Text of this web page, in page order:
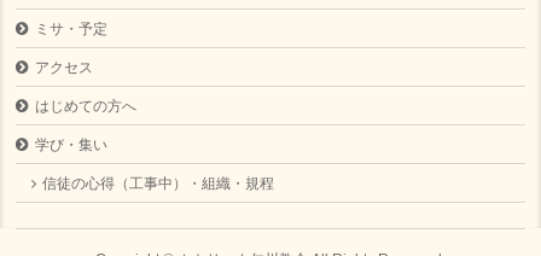
ミサ・予定
アクセス
はじめての方へ
学び・集い
信徒の心得（工事中）・組織・規程